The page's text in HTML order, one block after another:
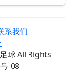
系我们
球 All Rights
-08